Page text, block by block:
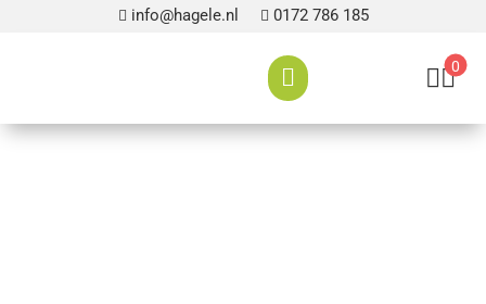
 info@hagele.nl  0172 786 185
 0